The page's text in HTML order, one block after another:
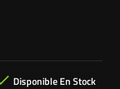
Disponible En Stock